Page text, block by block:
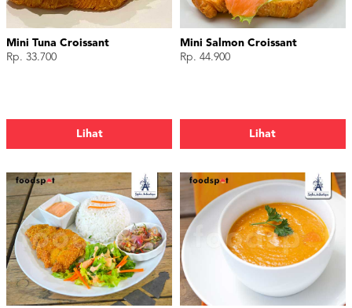
Mini Tuna Croissant
Rp. 33.700
Lihat
Mini Salmon Croissant
Rp. 44.900
Lihat